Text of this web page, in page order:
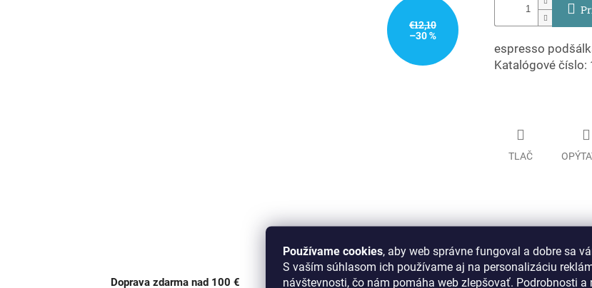
Používame cookies, aby web správne fungoval a dobre sa
S vaším súhlasom ich používame aj na personalizáciu
návštevnosti, čo nám pomáha web zlepšovať. Podrobnosti
€12,10
–30 %
espresso
Katalógové číslo:
TLAČ
Doprava zdarma nad 100 € 2 kamenné predajne Osobný odber